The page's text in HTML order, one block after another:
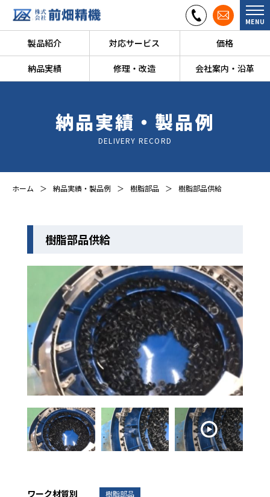
MENU
製品紹介 対応サービス 価格
納品実績 修理・改造 会社案内・沿革
納品実績・製品例
DELIVERY RECORD
ホーム 納品実績・製品例 樹脂部品 樹脂部品供給
樹脂部品供給
ワーク材質別 樹脂部品